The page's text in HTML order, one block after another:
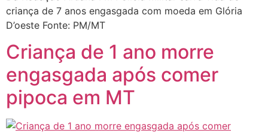
criança de 7 anos engasgada com moeda em Glória
D’oeste Fonte: PM/MT
Criança de 1 ano morre
engasgada após comer
pipoca em MT